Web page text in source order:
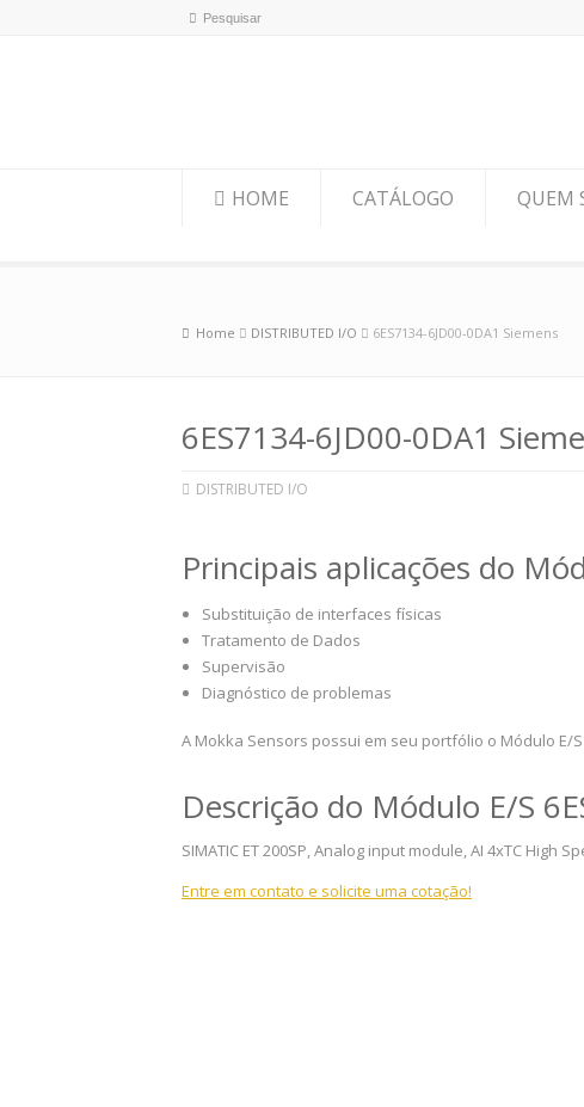
HOME CATÁLOGO QUEM
Home DISTRIBUTED I/O 6ES7134-6JD00-0DA1 Siemens
6ES7134-6JD00-0DA1
DISTRIBUTED I/O
Principais aplicações do
Substituição de interfaces físicas
Tratamento de Dados
Supervisão
Diagnóstico de problemas
A Mokka Sensors possui em seu portfólio o Módulo E/S
Descrição do Módulo E/S
SIMATIC ET 200SP, Analog input module, AI 4xTC High
Entre em contato e solicite uma cotação!